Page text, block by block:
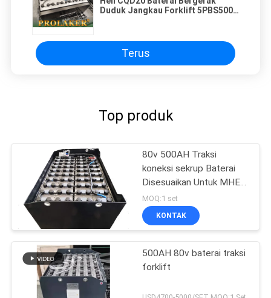
Duduk Jangkau Forklift 5PBS500
Terus
Top produk
80v 500AH Traksi
koneksi sekrup Baterai
Disesuaikan Untuk MHE
Forklift
MOQ:1 set
KONTAK
500AH 80v baterai traksi
forklift